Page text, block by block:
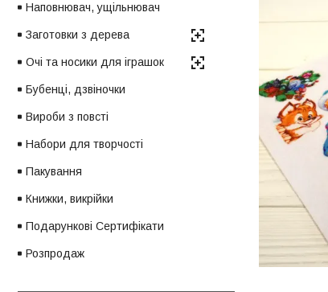
Наповнювач, ущільнювач
Заготовки з дерева
Очі та носики для іграшок
Бубенці, дзвіночки
Вироби з повсті
Набори для творчості
Пакування
Книжки, викрійки
Подарункові Сертифікати
Розпродаж